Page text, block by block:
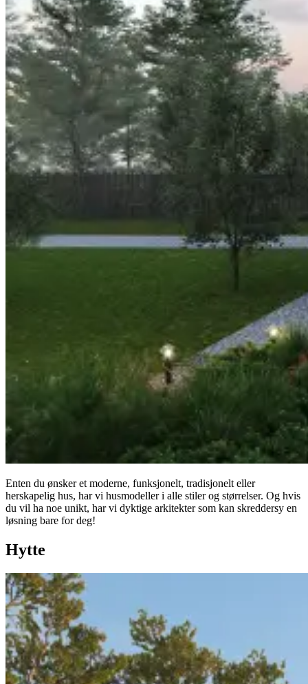
Enten du ønsker et moderne, funksjonelt, tradisjonelt eller
herskapelig hus, har vi husmodeller i alle stiler og størrelser. Og hvis
du vil ha noe unikt, har vi dyktige arkitekter som kan skreddersy en
løsning bare for deg!
Hytte